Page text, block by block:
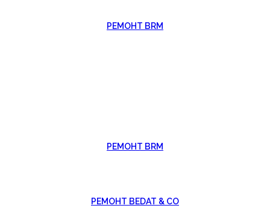
РЕМОНТ BRM
РЕМОНТ BRM
РЕМОНТ BEDAT & CO